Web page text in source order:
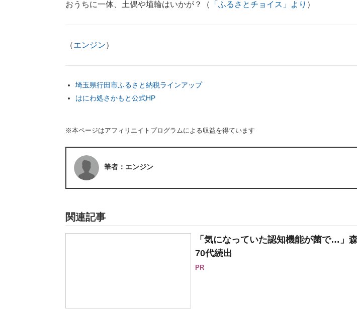
おうちに一体、土偶や埴輪はいかが？（ 「ふるさとチョイス」より ）
（エンジン）
埼玉県行田市ふるさと納税ラインアップ
はにわ処さかもと公式HP
※本ページはアフィリエイトプログラムによる収益を得ています
筆者：エンジン
関連記事
「気になっていた認知機能が菌で…」
70代続出
PR